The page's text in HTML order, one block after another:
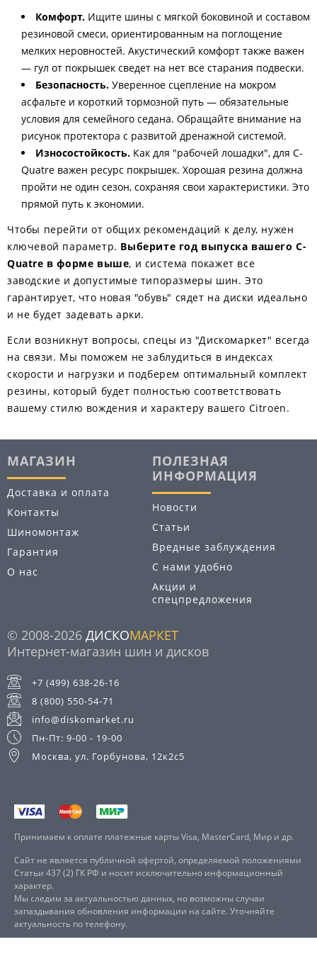
Комфорт. Ищите шины с мягкой боковиной и составом
резиновой смеси, ориентированным на поглощение
мелких неровностей. Акустический комфорт также важен
— гул от покрышек сведет на нет все старания подвески.
Безопасность. Уверенное сцепление на мокром
асфальте и короткий тормозной путь — обязательные
условия для семейного седана. Обращайте внимание на
рисунок протектора с развитой дренажной системой.
Износостойкость. Как для "рабочей лошадки", для C-
Quatre важен ресурс покрышек. Хорошая резина должна
пройти не один сезон, сохраняя свои характеристики. Это
прямой путь к экономии.
Чтобы перейти от общих рекомендаций к делу, нужен
ключевой параметр. Выберите год выпуска вашего C-
Quatre в форме выше, и система покажет все
заводские и допустимые типоразмеры шин. Это
гарантирует, что новая "обувь" сядет на диски идеально
и не будет задевать арки.
Если возникнут вопросы, спецы из "Дискомаркет" всегда
на связи. Мы поможем не заблудиться в индексах
скорости и нагрузки и подберем оптимальный комплект
резины, который будет полностью соответствовать
вашему стилю вождения и характеру вашего Citroen.
МАГАЗИН
Доставка и оплата
Контакты
Шиномонтаж
Гарантия
О нас
ПОЛЕЗНАЯ
ИНФОРМАЦИЯ
Новости
Статьи
Вредные заблуждения
С нами удобно
Акции и
спецпредложения
© 2008-2026 ДИСКОМАРКЕТ
Интернет-магазин шин и дисков
+7 (499) 638-26-16
8 (800) 550-54-71
info@diskomarket.ru
Пн-Пт: 9-00 - 19-00
Москва, ул. Горбунова, 12к2с5
Принимаем к оплате платежные карты Visa, MasterCard, Мир и др.
Сайт не является публичной офертой, определяемой положениями
Статьи 437 (2) ГК РФ и носит исключительно информационный
характер.
Мы следим за актуальностью данных, но возможны случаи
запаздывания обновления информации на сайте. Уточняйте
актуальность по телефону.